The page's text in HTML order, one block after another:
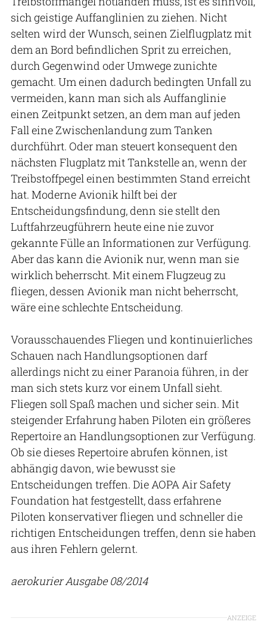
sich geistige Auffanglinien zu ziehen. Nicht
selten wird der Wunsch, seinen Zielflugplatz mit
dem an Bord befindlichen Sprit zu erreichen,
durch Gegenwind oder Umwege zunichte
gemacht. Um einen dadurch bedingten Unfall zu
vermeiden, kann man sich als Auffanglinie
einen Zeitpunkt setzen, an dem man auf jeden
Fall eine Zwischenlandung zum Tanken
durchführt. Oder man steuert konsequent den
nächsten Flugplatz mit Tankstelle an, wenn der
Treibstoffpegel einen bestimmten Stand erreicht
hat. Moderne Avionik hilft bei der
Entscheidungsfindung, denn sie stellt den
Luftfahrzeugführern heute eine nie zuvor
gekannte Fülle an Informationen zur Verfügung.
Aber das kann die Avionik nur, wenn man sie
wirklich beherrscht. Mit einem Flugzeug zu
fliegen, dessen Avionik man nicht beherrscht,
wäre eine schlechte Entscheidung.
Vorausschauendes Fliegen und kontinuierliches
Schauen nach Handlungsoptionen darf
allerdings nicht zu einer Paranoia führen, in der
man sich stets kurz vor einem Unfall sieht.
Fliegen soll Spaß machen und sicher sein. Mit
steigender Erfahrung haben Piloten ein größeres
Repertoire an Handlungsoptionen zur Verfügung.
Ob sie dieses Repertoire abrufen können, ist
abhängig davon, wie bewusst sie
Entscheidungen treffen. Die AOPA Air Safety
Foundation hat festgestellt, dass erfahrene
Piloten konservativer fliegen und schneller die
richtigen Entscheidungen treffen, denn sie haben
aus ihren Fehlern gelernt.
aerokurier Ausgabe 08/2014
ANZEIGE